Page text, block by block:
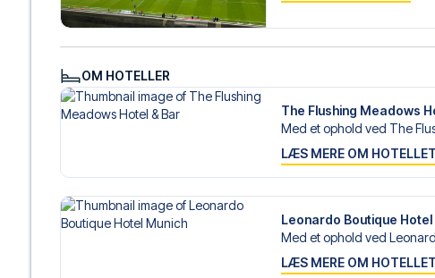
OM HOTELLER
The Flushing Meadows
Med et ophold ved The
LÆS MERE OM HOTELLET
Leonardo Boutique Hotel
Med et ophold ved
LÆS MERE OM HOTELLET